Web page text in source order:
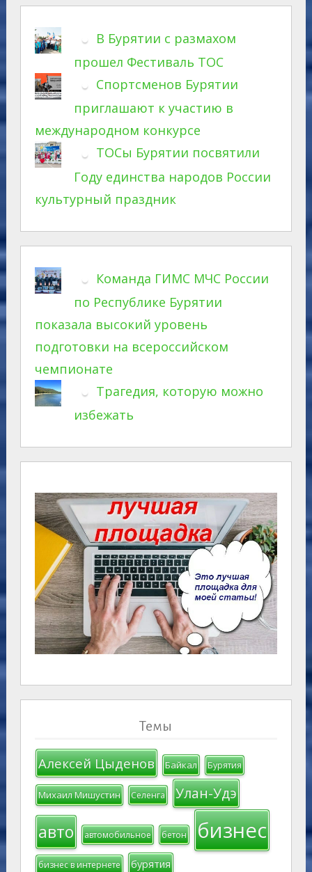
В Бурятии с размахом
прошел Фестиваль ТОС
Спортсменов Бурятии
приглашают к участию в
международном конкурсе
ТОСы Бурятии посвятили
Году единства народов России
культурный праздник
Команда ГИМС МЧС России
по Республике Бурятии
показала высокий уровень
подготовки на всероссийском
чемпионате
Трагедия, которую можно
избежать
Темы
Алексей Цыденов Байкал Бурятия
Михаил Мишустин Селенга Улан-Удэ
авто автомобильное бетон бизнес
бизнес в интернете бурятия